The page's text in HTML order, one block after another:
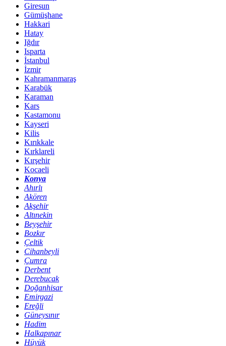
Giresun
Gümüşhane
Hakkari
Hatay
Iğdır
Isparta
İstanbul
İzmir
Kahramanmaraş
Karabük
Karaman
Kars
Kastamonu
Kayseri
Kilis
Kırıkkale
Kırklareli
Kırşehir
Kocaeli
Konya
Ahırlı
Akören
Akşehir
Altınekin
Beyşehir
Bozkır
Çeltik
Cihanbeyli
Çumra
Derbent
Derebucak
Doğanhisar
Emirgazi
Ereğli
Güneysınır
Hadim
Halkapınar
Hüyük